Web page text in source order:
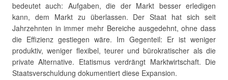
bedeutet auch: Aufgaben, die der Markt besser erledigen
kann, dem Markt zu überlassen. Der Staat hat sich seit
Jahrzehnten in immer mehr Bereiche ausgedehnt, ohne dass
die Effizienz gestiegen wäre. Im Gegenteil: Er ist weniger
produktiv, weniger flexibel, teurer und bürokratischer als die
private Alternative. Etatismus verdrängt Marktwirtschaft. Die
Staatsverschuldung dokumentiert diese Expansion.